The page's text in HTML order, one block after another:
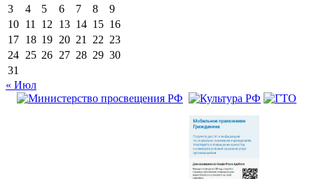
3
4 5 6 7 8
9
10 11 12 13 14 15 16
17 18 19 20 21 22 23
24 25 26 27 28 29 30
31
« Июл